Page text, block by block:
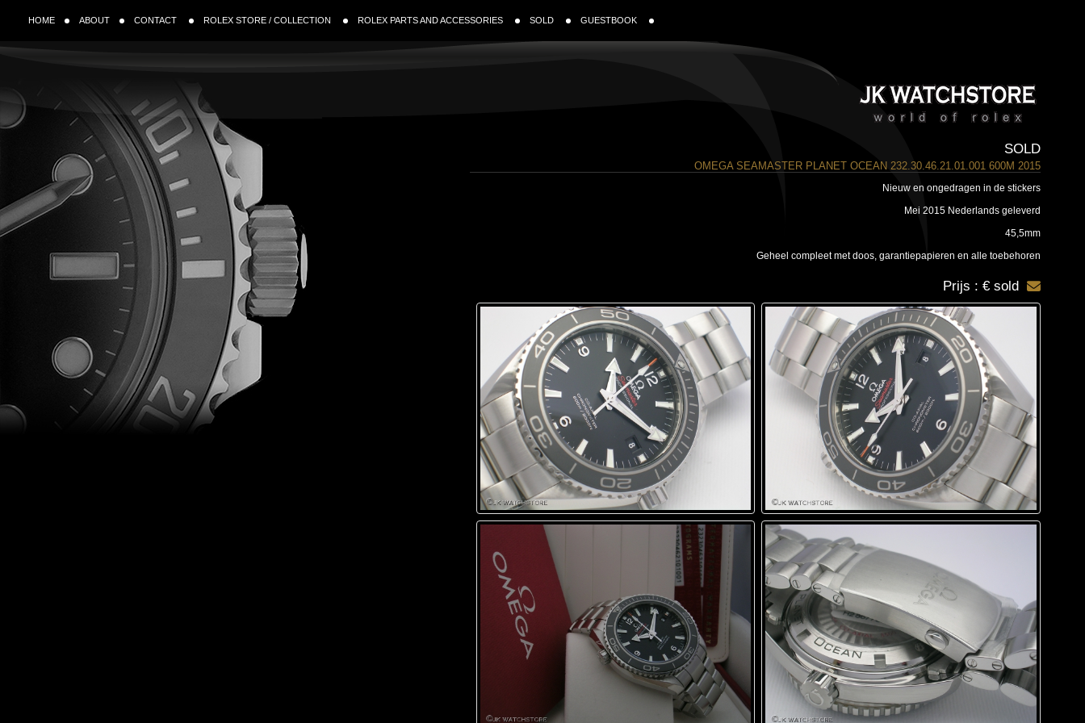
HOME ABOUT CONTACT ROLEX STORE / COLLECTION ROLEX PARTS AND ACCESSORIES SOLD GUESTBOOK
SOLD
OMEGA SEAMASTER PLANET OCEAN 232.30.46.21.01.001 600M 2015
Nieuw en ongedragen in de stickers
Mei 2015 Nederlands geleverd
45,5mm
Geheel compleet met doos, garantiepapieren en alle toebehoren
Prijs : € sold